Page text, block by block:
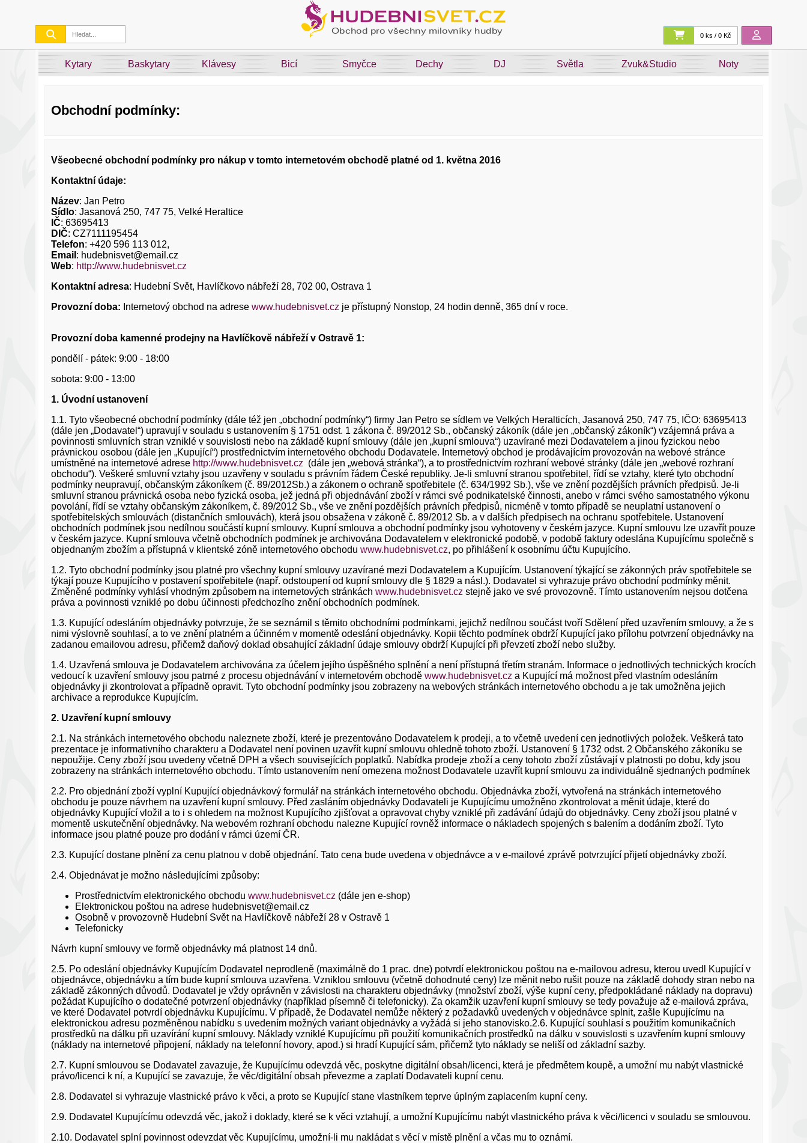
0 ks / 0 Kč
Kytary Baskytary Klávesy Bicí Smyčce Dechy DJ Světla Zvuk&Studio Noty
Obchodní podmínky:
Všeobecné obchodní podmínky pro nákup v tomto internetovém obchodě platné od 1. května 2016
Kontaktní údaje:
Název: Jan Petro
Sídlo: Jasanová 250, 747 75, Velké Heraltice
IČ: 63695413
DIČ: CZ7111195454
Telefon: +420 596 113 012,
Email : hudebnisvet@email.cz
Web: http://www.hudebnisvet.cz
Kontaktní adresa: Hudební Svět, Havlíčkovo nábřeží 28, 702 00, Ostrava 1
Provozní doba: Internetový obchod na adrese www.hudebnisvet.cz je přístupný Nonstop, 24 hodin denně, 365 dní v roce.
Provozní doba kamenné prodejny na Havlíčkově nábřeží v Ostravě 1:
pondělí - pátek: 9:00 - 18:00
sobota: 9:00 - 13:00
1. Úvodní ustanovení
1.1. Tyto všeobecné obchodní podmínky (dále též jen „obchodní podmínky“) firmy Jan Petro se sídlem ve Velkých Heralticích, Jasanová 250, 747 75, IČO: 63695413
(dále jen „Dodavatel“) upravují v souladu s ustanovením § 1751 odst. 1 zákona č. 89/2012 Sb., občanský zákoník (dále jen „občanský zákoník“) vzájemná práva a
povinnosti smluvních stran vzniklé v souvislosti nebo na základě kupní smlouvy (dále jen „kupní smlouva“) uzavírané mezi Dodavatelem a jinou fyzickou nebo
právnickou osobou (dále jen „Kupující“) prostřednictvím internetového obchodu Dodavatele. Internetový obchod je prodávajícím provozován na webové stránce
umístněné na internetové adrese http://www.hudebnisvet.cz (dále jen „webová stránka“), a to prostřednictvím rozhraní webové stránky (dále jen „webové rozhraní
obchodu“). Veškeré smluvní vztahy jsou uzavřeny v souladu s právním řádem České republiky. Je-li smluvní stranou spotřebitel, řídí se vztahy, které tyto obchodní
podmínky neupravují, občanským zákoníkem (č. 89/2012Sb.) a zákonem o ochraně spotřebitele (č. 634/1992 Sb.), vše ve znění pozdějších právních předpisů. Je-li
smluvní stranou právnická osoba nebo fyzická osoba, jež jedná při objednávání zboží v rámci své podnikatelské činnosti, anebo v rámci svého samostatného výkonu
povolání, řídí se vztahy občanským zákoníkem, č. 89/2012 Sb., vše ve znění pozdějších právních předpisů, nicméně v tomto případě se neuplatní ustanovení o
spotřebitelských smlouvách (distančních smlouvách), která jsou obsažena v zákoně č. 89/2012 Sb. a v dalších předpisech na ochranu spotřebitele. Ustanovení
obchodních podmínek jsou nedílnou součástí kupní smlouvy. Kupní smlouva a obchodní podmínky jsou vyhotoveny v českém jazyce. Kupní smlouvu lze uzavřít pouze
v českém jazyce. Kupní smlouva včetně obchodních podmínek je archivována Dodavatelem v elektronické podobě, v podobě faktury odeslána Kupujícímu společně s
objednaným zbožím a přístupná v klientské zóně internetového obchodu www.hudebnisvet.cz, po přihlášení k osobnímu účtu Kupujícího.
1.2. Tyto obchodní podmínky jsou platné pro všechny kupní smlouvy uzavírané mezi Dodavatelem a Kupujícím. Ustanovení týkající se zákonných práv spotřebitele se
týkají pouze Kupujícího v postavení spotřebitele (např. odstoupení od kupní smlouvy dle § 1829 a násl.). Dodavatel si vyhrazuje právo obchodní podmínky měnit.
Změněné podmínky vyhlásí vhodným způsobem na internetových stránkách www.hudebnisvet.cz stejně jako ve své provozovně. Tímto ustanovením nejsou dotčena
práva a povinnosti vzniklé po dobu účinnosti předchozího znění obchodních podmínek.
1.3. Kupující odesláním objednávky potvrzuje, že se seznámil s těmito obchodními podmínkami, jejichž nedílnou součást tvoří Sdělení před uzavřením smlouvy, a že s
nimi výslovně souhlasí, a to ve znění platném a účinném v momentě odeslání objednávky. Kopii těchto podmínek obdrží Kupující jako přílohu potvrzení objednávky na
zadanou emailovou adresu, přičemž daňový doklad obsahující základní údaje smlouvy obdrží Kupující při převzetí zboží nebo služby.
1.4. Uzavřená smlouva je Dodavatelem archivována za účelem jejího úspěšného splnění a není přístupná třetím stranám. Informace o jednotlivých technických krocích
vedoucí k uzavření smlouvy jsou patrné z procesu objednávání v internetovém obchodě www.hudebnisvet.cz a Kupující má možnost před vlastním odesláním
objednávky ji zkontrolovat a případně opravit. Tyto obchodní podmínky jsou zobrazeny na webových stránkách internetového obchodu a je tak umožněna jejich
archivace a reprodukce Kupujícím.
2. Uzavření kupní smlouvy
2.1. Na stránkách internetového obchodu naleznete zboží, které je prezentováno Dodavatelem k prodeji, a to včetně uvedení cen jednotlivých položek. Veškerá tato
prezentace je informativního charakteru a Dodavatel není povinen uzavřít kupní smlouvu ohledně tohoto zboží. Ustanovení § 1732 odst. 2 Občanského zákoníku se
nepoužije. Ceny zboží jsou uvedeny včetně DPH a všech souvisejících poplatků. Nabídka prodeje zboží a ceny tohoto zboží zůstávají v platnosti po dobu, kdy jsou
zobrazeny na stránkách internetového obchodu. Tímto ustanovením není omezena možnost Dodavatele uzavřít kupní smlouvu za individuálně sjednaných podmínek
2.2. Pro objednání zboží vyplní Kupující objednávkový formulář na stránkách internetového obchodu. Objednávka zboží, vytvořená na stránkách internetového
obchodu je pouze návrhem na uzavření kupní smlouvy. Před zasláním objednávky Dodavateli je Kupujícímu umožněno zkontrolovat a měnit údaje, které do
objednávky Kupující vložil a to i s ohledem na možnost Kupujícího zjišťovat a opravovat chyby vzniklé při zadávání údajů do objednávky. Ceny zboží jsou platné v
momentě uskutečnění objednávky. Na webovém rozhraní obchodu nalezne Kupující rovněž informace o nákladech spojených s balením a dodáním zboží. Tyto
informace jsou platné pouze pro dodání v rámci území ČR.
2.3. Kupující dostane plnění za cenu platnou v době objednání. Tato cena bude uvedena v objednávce a v e-mailové zprávě potvrzující přijetí objednávky zboží.
2.4. Objednávat je možno následujícími způsoby:
Prostřednictvím elektronického obchodu www.hudebnisvet.cz (dále jen e-shop)
Elektronickou poštou na adrese hudebnisvet@email.cz
Osobně v provozovně Hudební Svět na Havlíčkově nábřeží 28 v Ostravě 1
Telefonicky
Návrh kupní smlouvy ve formě objednávky má platnost 14 dnů.
2.5. Po odeslání objednávky Kupujícím Dodavatel neprodleně (maximálně do 1 prac. dne) potvrdí elektronickou poštou na e-mailovou adresu, kterou uvedl Kupující v
objednávce, objednávku a tím bude kupní smlouva uzavřena. Vzniklou smlouvu (včetně dohodnuté ceny) lze měnit nebo rušit pouze na základě dohody stran nebo na
základě zákonných důvodů. Dodavatel je vždy oprávněn v závislosti na charakteru objednávky (množství zboží, výše kupní ceny, předpokládané náklady na dopravu)
požádat Kupujícího o dodatečné potvrzení objednávky (například písemně či telefonicky). Za okamžik uzavření kupní smlouvy se tedy považuje až e-mailová zpráva,
ve které Dodavatel potvrdí objednávku Kupujícímu. V případě, že Dodavatel nemůže některý z požadavků uvedených v objednávce splnit, zašle Kupujícímu na
elektronickou adresu pozměněnou nabídku s uvedením možných variant objednávky a vyžádá si jeho stanovisko.2.6. Kupující souhlasí s použitím komunikačních
prostředků na dálku při uzavírání kupní smlouvy. Náklady vzniklé Kupujícímu při použití komunikačních prostředků na dálku v souvislosti s uzavřením kupní smlouvy
(náklady na internetové připojení, náklady na telefonní hovory, apod.) si hradí Kupující sám, přičemž tyto náklady se neliší od základní sazby.
2.7. Kupní smlouvou se Dodavatel zavazuje, že Kupujícímu odevzdá věc, poskytne digitální obsah/licenci, která je předmětem koupě, a umožní mu nabýt vlastnické
právo/licenci k ní, a Kupující se zavazuje, že věc/digitální obsah převezme a zaplatí Dodavateli kupní cenu.
2.8. Dodavatel si vyhrazuje vlastnické právo k věci, a proto se Kupující stane vlastníkem teprve úplným zaplacením kupní ceny.
2.9. Dodavatel Kupujícímu odevzdá věc, jakož i doklady, které se k věci vztahují, a umožní Kupujícímu nabýt vlastnického práva k věci/licenci v souladu se smlouvou.
2.10. Dodavatel splní povinnost odevzdat věc Kupujícímu, umožní-li mu nakládat s věcí v místě plnění a včas mu to oznámí.